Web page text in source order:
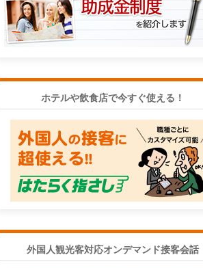
ホテルや飲食店で今すぐ使える！
外国人観光客対応オンデマンド接客会話